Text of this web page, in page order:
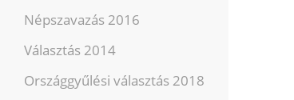
Népszavazás 2016
Választás 2014
Országgyűlési választás 2018